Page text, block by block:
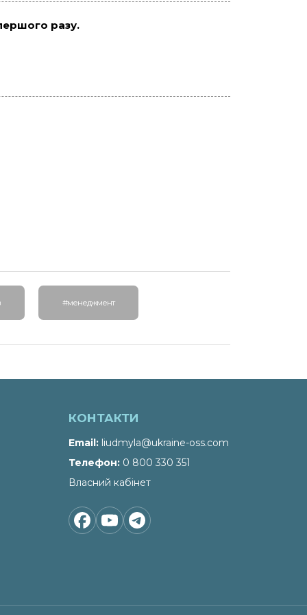
разу.
#менеджмент
КОНТАКТИ
Email liudmyla@ukraine-oss.com
Телефон 0 800 330 351
Власний кабінет